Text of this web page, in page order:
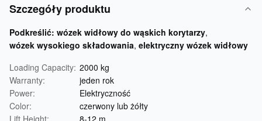
Szczegóły produktu
Podkreślić: wózek widłowy do wąskich korytarzy,
wózek wysokiego składowania, elektryczny wózek widłowy
Loading Capacity: 2000 kg
Warranty:
jeden rok
Power:
Elektryczność
Color:
czerwony lub żółty
Lift Height:
8-12 m